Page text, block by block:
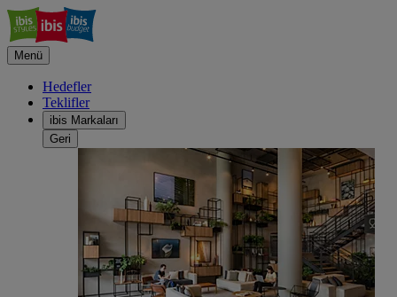
Menü
Hedefler
Teklifler
ibis Markaları
Geri